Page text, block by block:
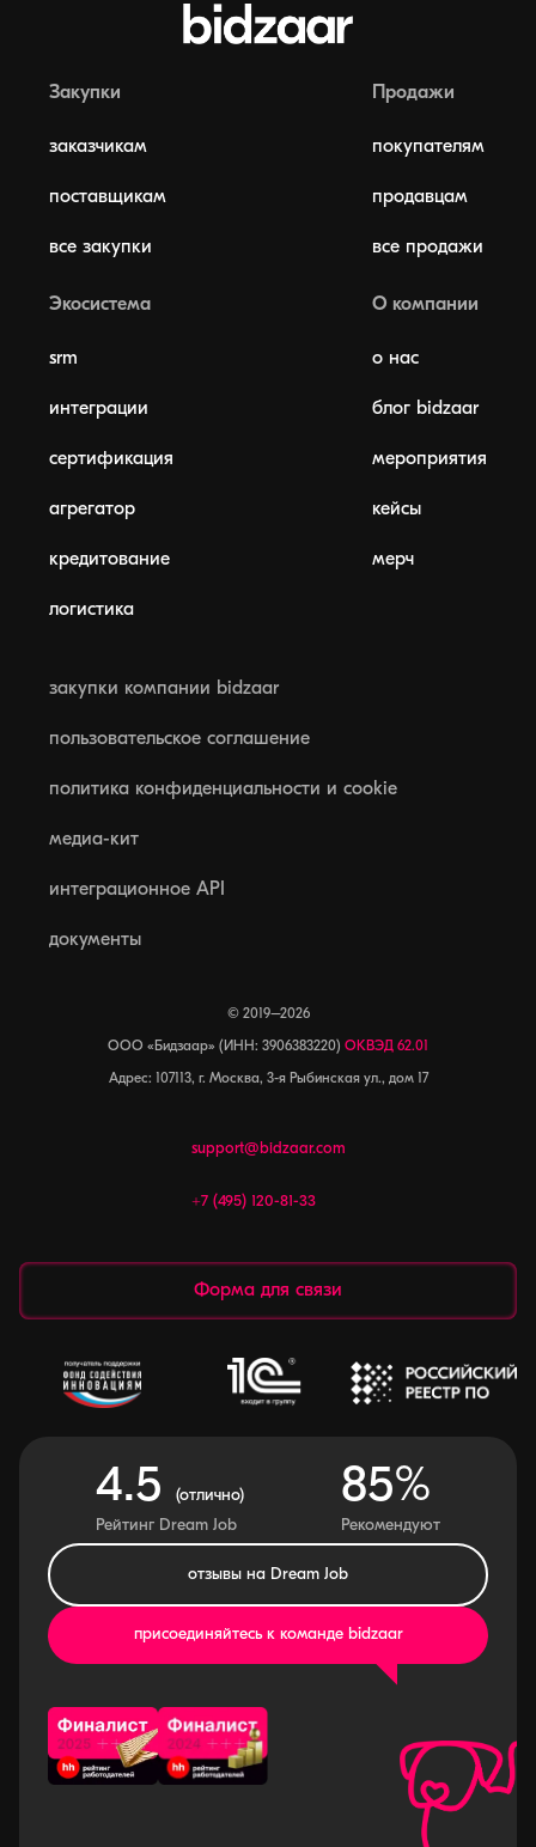
Закупки
заказчикам
поставщикам
все закупки
Продажи
покупателям
продавцам
все продажи
Экосистема
srm
интеграции
сертификация
агрегатор
кредитование
логистика
О компании
о нас
блог bidzaar
мероприятия
кейсы
мерч
закупки компании bidzaar
пользовательское соглашение
политика конфиденциальности и cookie
медиа-кит
интеграционное API
документы
© 2019–2026
ООО «Бидзаар» (ИНН: 3906383220) ОКВЭД 62.01
Адрес: 107113, г. Москва, 3-я Рыбинская ул., дом 17
support@bidzaar.com
+7 (495) 120-81-33
Форма для связи
4.5(отлично)
Рейтинг Dream Job
85%
Рекомендуют
отзывы на Dream Job
присоединяйтесь к команде bidzaar